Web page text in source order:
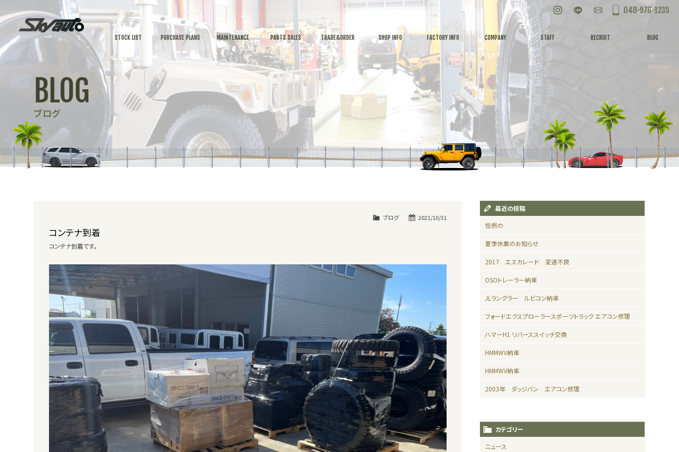
お問い合わせ
048-976-1235
STOCK LIST PURCHASE PLANS MAINTENANCE PARTS SALES TRADE&ORDER SHOP INFO FACTORY INFO COMPANY STAFF RECRUIT BLOG
BLOG
ブログ
2021/10/31
ブログ
コンテナ到着
コンテナ到着です。
最近の投稿
恒例の
夏季休業のお知らせ
2017 エスカレード 変速不良
OSOトレーラー納車
JLラングラー ルビコン納車
フォードエクスプローラースポーツトラック エアコン修理
ハマーH1 リバーススイッチ交換
HMMWV納車
HMMWV納車
2003年 ダッジバン エアコン修理
カテゴリー
ニュース